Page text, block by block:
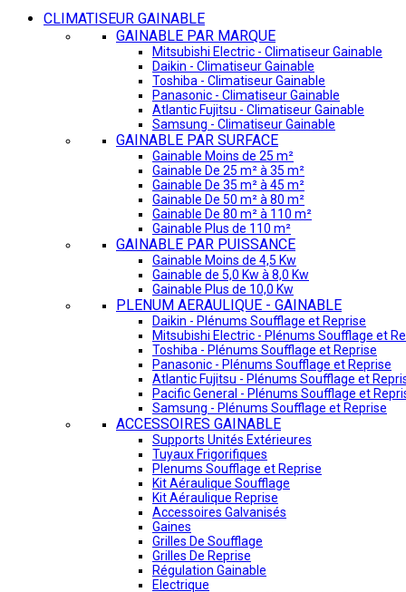
CLIMATISEUR GAINABLE
GAINABLE PAR MARQUE
Mitsubishi Electric - Climatiseur Gainable
Daikin - Climatiseur Gainable
Toshiba - Climatiseur Gainable
Panasonic - Climatiseur Gainable
Atlantic Fujitsu - Climatiseur Gainable
Samsung - Climatiseur Gainable
GAINABLE PAR SURFACE
Gainable Moins de 25 m²
Gainable De 25 m² à 35 m²
Gainable De 35 m² à 45 m²
Gainable De 50 m² à 80 m²
Gainable De 80 m² à 110 m²
Gainable Plus de 110 m²
GAINABLE PAR PUISSANCE
Gainable Moins de 4,5 Kw
Gainable de 5,0 Kw à 8,0 Kw
Gainable Plus de 10,0 Kw
PLENUM AERAULIQUE - GAINABLE
Daikin - Plénums Soufflage et Reprise
Mitsubishi Electric - Plénums Soufflage et
Toshiba - Plénums Soufflage et Reprise
Panasonic - Plénums Soufflage et Reprise
Atlantic Fujitsu - Plénums Soufflage et
Pacific General - Plénums Soufflage et
Samsung - Plénums Soufflage et Reprise
ACCESSOIRES GAINABLE
Supports Unités Extérieures
Tuyaux Frigorifiques
Plenums Soufflage et Reprise
Kit Aéraulique Soufflage
Kit Aéraulique Reprise
Accessoires Galvanisés
Gaines
Grilles De Soufflage
Grilles De Reprise
Régulation Gainable
Electrique